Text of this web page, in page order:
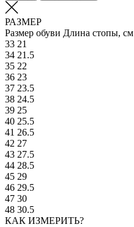
РАЗМЕР
Размер обуви Длина стопы, см
33 21
34 21.5
35 22
36 23
37 23.5
38 24.5
39 25
40 25.5
41 26.5
42 27
43 27.5
44 28.5
45 29
46 29.5
47 30
48 30.5
КАК ИЗМЕРИТЬ?